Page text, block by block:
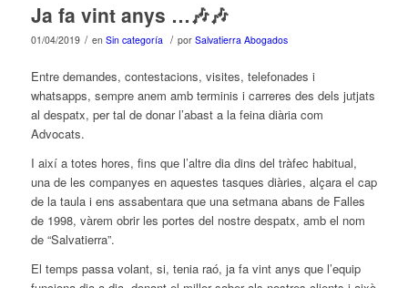
Ja fa vint anys …🎶🎶
01/04/2019 / en Sin categoría / por Salvatierra Abogados
Entre demandes, contestacions, visites, telefonades i
whatsapps, sempre anem amb terminis i carreres des dels jutjats
al despatx, per tal de donar l’abast a la feina diària com
Advocats.
I així a totes hores, fins que l’altre dia dins del tràfec habitual,
una de les companyes en aquestes tasques diàries, alçara el cap
de la taula i ens assabentara que una setmana abans de Falles
de 1998, vàrem obrir les portes del nostre despatx, amb el nom
de “Salvatierra”.
El temps passa volant, si, tenia raó, ja fa vint anys que l’equip